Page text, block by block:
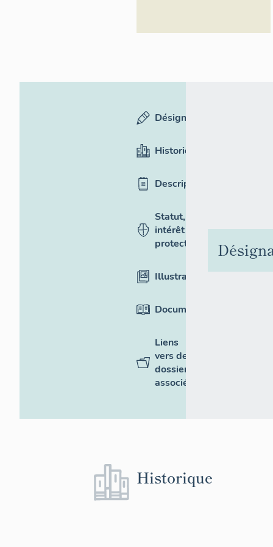
Désignation
Historique
Description
Statut,
intérêt et
protection
Illustrations
Documentation
Liens
vers des
dossiers
associés
Historique